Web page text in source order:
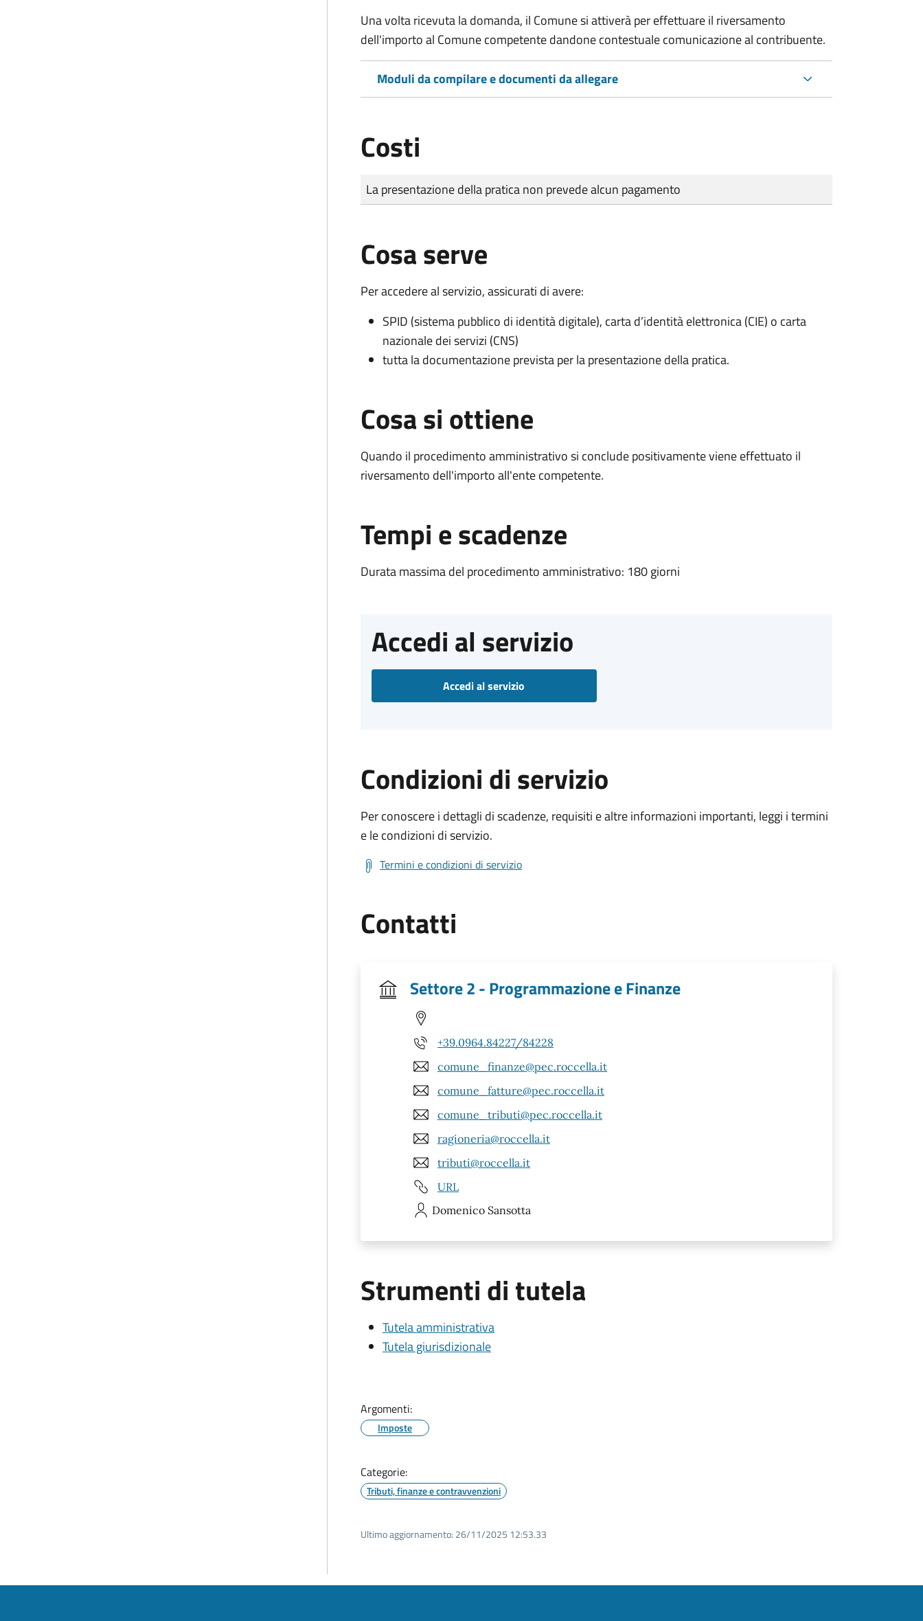
Una volta ricevuta la domanda, il Comune si attiverà per effettuare il riversamento
dell'importo al Comune competente dandone contestuale comunicazione al contribuente.
Moduli da compilare e documenti da allegare
Costi
Tipo di pagamento
Importo
La presentazione della pratica non prevede alcun pagamento
Cosa serve
Per accedere al servizio, assicurati di avere:
SPID (sistema pubblico di identità digitale), carta d’identità elettronica (CIE) o carta
nazionale dei servizi (CNS)
tutta la documentazione prevista per la presentazione della pratica.
Cosa si ottiene
Quando il procedimento amministrativo si conclude positivamente viene effettuato il
riversamento dell'importo all'ente competente.
Tempi e scadenze
Durata massima del procedimento amministrativo: 180 giorni
Accedi al servizio
Accedi al servizio
Condizioni di servizio
Per conoscere i dettagli di scadenze, requisiti e altre informazioni importanti, leggi i termini
e le condizioni di servizio.
Termini e condizioni di servizio
Contatti
Settore 2 - Programmazione e Finanze
+39.0964.84227/84228
comune_finanze@pec.roccella.it
comune_fatture@pec.roccella.it
comune_tributi@pec.roccella.it
ragioneria@roccella.it
tributi@roccella.it
URL
Domenico Sansotta
Strumenti di tutela
Tutela amministrativa
Tutela giurisdizionale
Argomenti:
Imposte
Categorie:
Tributi, finanze e contravvenzioni
Ultimo aggiornamento: 26/11/2025 12:53.33